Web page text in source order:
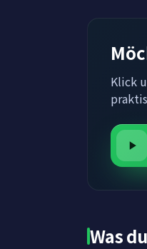
Klick
Was